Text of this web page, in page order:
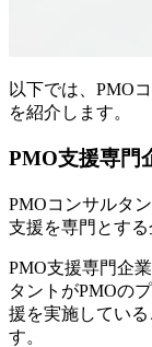
以下では、PMO
を紹介します。
PMO支援専門
PMOコンサルタ
支援を専門とする
PMO支援専門企
タントがPMOの
援を実施してい
す。